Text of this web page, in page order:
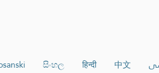
සිංහල हिन्दी 中文